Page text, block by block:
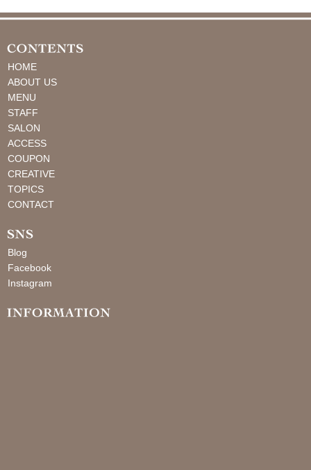
HOME
ABOUT US
MENU
STAFF
SALON
ACCESS
COUPON
CREATIVE
TOPICS
CONTACT
Blog
Facebook
Instagram